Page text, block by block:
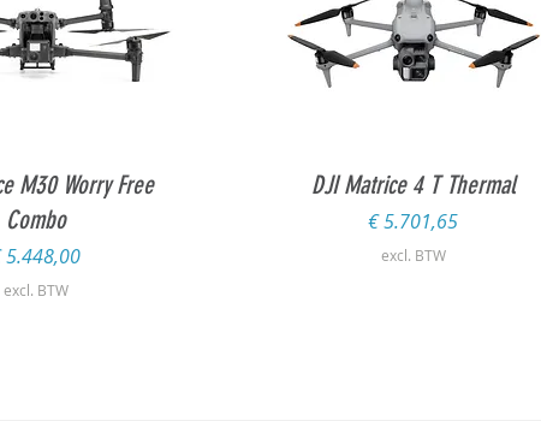
overzicht
M30 Worry Free
Combo
5.448,00
excl. BTW
Snel overzicht
DJI Matrice 4 T Thermal
Prijs
€ 5.701,65
excl. BTW